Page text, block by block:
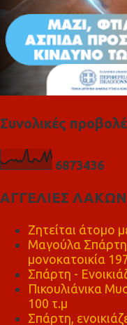
Συνολικές
6873436
ΑΓΓΕΛΙΕΣ
Ζητείται άτομο
Μαγούλα
μονοκατοικία
Σπάρτη -
Πικουλιάνικα
100 τ.μ
Σπάρτη,